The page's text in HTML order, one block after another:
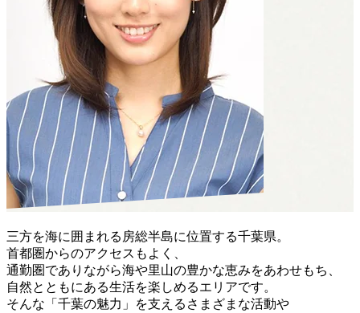
三方を海に囲まれる房総半島に位置する千葉県。
首都圏からのアクセスもよく、
通勤圏でありながら海や里山の豊かな恵みをあわせもち、
自然とともにある生活を楽しめるエリアです。
そんな「千葉の魅力」を支えるさまざまな活動や